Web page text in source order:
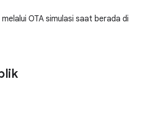
OTA simulasi saat berada di